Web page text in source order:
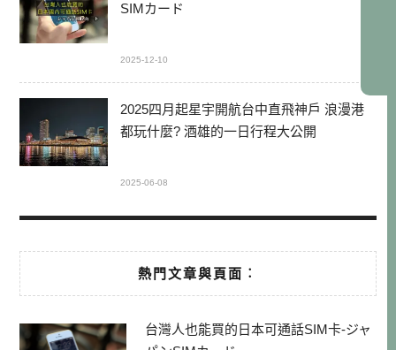
SIMカード
2025-12-10
2025四月起星宇開航台中直飛神戶 浪漫港
都玩什麼? 酒雄的一日行程大公開
2025-06-08
熱門文章與頁面︰
台灣人也能買的日本可通話SIM卡-ジャ